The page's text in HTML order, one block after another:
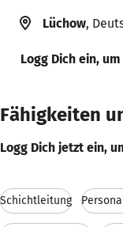
Lüchow,
Logg Dich ein,
Fähigkeiten
Logg Dich jetzt ein,
Schichtleitung